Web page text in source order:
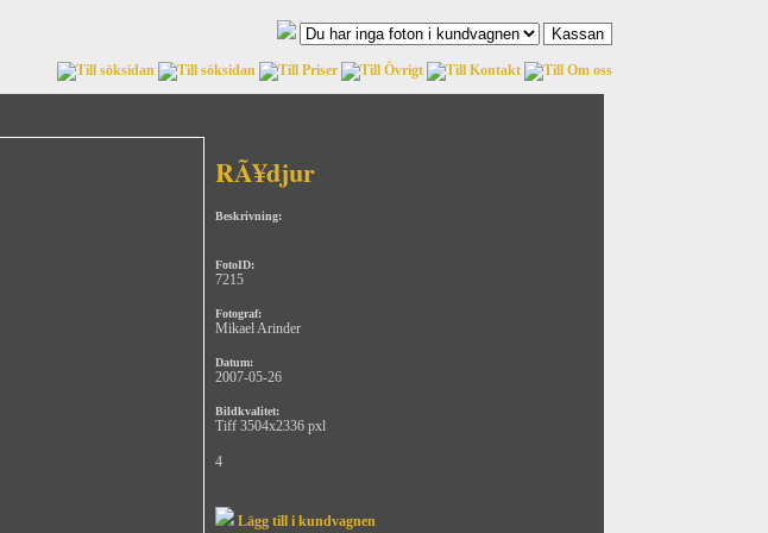
RÃ¥djur
Beskrivning:
FotoID:
7215
Fotograf:
Mikael Arinder
Datum:
2007-05-26
Bildkvalitet:
Tiff 3504x2336 pxl
4
Lägg till i kundvagnen